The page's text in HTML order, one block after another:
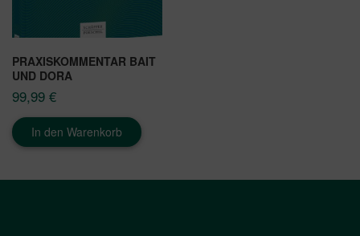
PRAXISKOMMENTAR BAIT
UND DORA
99,99 €
In den Warenkorb